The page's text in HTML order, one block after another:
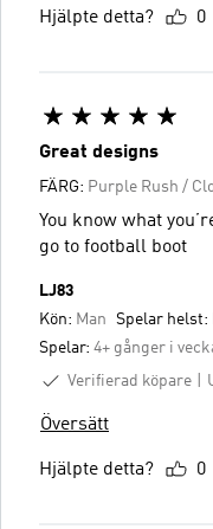
Hjälpte detta? 0
Great designs
FÄRG: Purple Rush /
You know what
go to football boot
LJ83
Kön: Man Spelar helst:
Spelar: 4+ gånger i
Verifierad köpare
Översätt
Hjälpte detta? 0